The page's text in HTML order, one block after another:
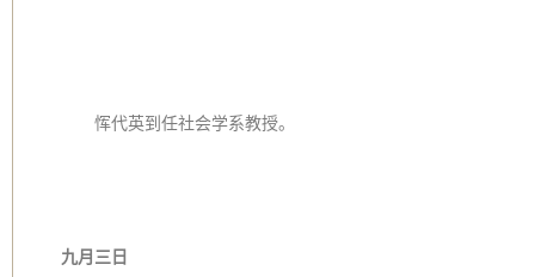
恽代英到任社会学系教授。
九月三日